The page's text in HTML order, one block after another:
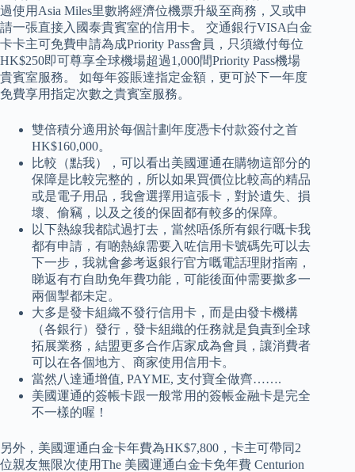
過使用Asia Miles里數將經濟位機票升級至商務，又或申
請一張直接入國泰貴賓室的信用卡。 交通銀行VISA白金
卡卡主可免費申請為成Priority Pass會員，只須繳付每位
HK$250即可尊享全球機場超過1,000間Priority Pass機場
貴賓室服務。 如每年簽賬達指定金額，更可於下一年度
免費享用指定次數之貴賓室服務。
雙倍積分適用於每個計劃年度憑卡付款簽付之首
HK$160,000。
比較（點我），可以看出美國運通在購物這部分的
保障是比較完整的，所以如果買價位比較高的精品
或是電子用品，我會選擇用這張卡，對於遺失、損
壞、偷竊，以及之後的保固都有較多的保障。
以下熱線我都試過打去，當然唔係所有銀行嘅卡我
都有申請，有啲熱線需要入咗信用卡號碼先可以去
下一步，我就會參考返銀行官方嘅電話理財指南，
睇返有冇自助免年費功能，可能後面仲需要撳多一
兩個掣都未定。
大多是發卡組織不發行信用卡，而是由發卡機構
（各銀行）發行，發卡組織的任務就是負責到全球
拓展業務，結盟更多合作店家成為會員，讓消費者
可以在各個地方、商家使用信用卡。
當然八達通增值, PAYME, 支付寶全做齊…….
美國運通的簽帳卡跟一般常用的簽帳金融卡是完全
不一樣的喔！
另外，美國運通白金卡年費為HK$7,800，卡主可帶同2
位親友無限次使用The 美國運通白金卡免年費 Centurion